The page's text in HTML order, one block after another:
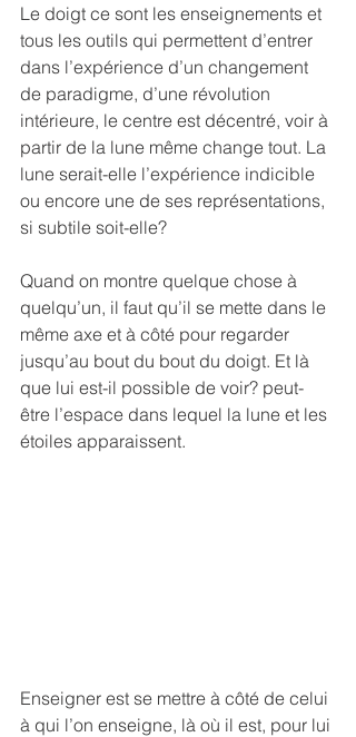
Le doigt ce sont les enseignements et
tous les outils qui permettent d’entrer
dans l’expérience d’un changement
de paradigme, d’une révolution
intérieure, le centre est décentré, voir à
partir de la lune même change tout. La
lune serait-elle l’expérience indicible
ou encore une de ses représentations,
si subtile soit-elle?
Quand on montre quelque chose à
quelqu’un, il faut qu’il se mette dans le
même axe et à côté pour regarder
jusqu’au bout du bout du doigt. Et là
que lui est-il possible de voir? peut-
être l’espace dans lequel la lune et les
étoiles apparaissent.
Enseigner est se mettre à côté de celui
à qui l’on enseigne, là où il est, pour lui